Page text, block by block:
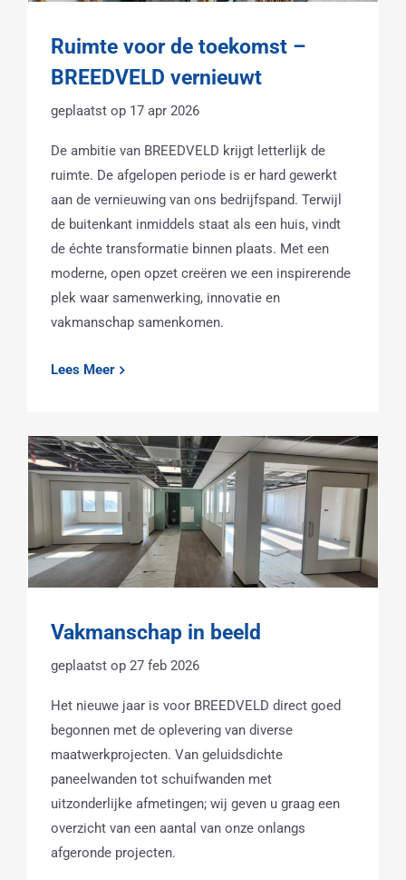
Ruimte voor de toekomst –
BREEDVELD vernieuwt
17 apr 2026
De ambitie van BREEDVELD krijgt letterlijk de
ruimte. De afgelopen periode is er hard gewerkt
aan de vernieuwing van ons bedrijfspand. Terwijl
de buitenkant inmiddels staat als een huis, vindt
de échte transformatie binnen plaats. Met een
moderne, open opzet creëren we een inspirerende
plek waar samenwerking, innovatie en
vakmanschap samenkomen.
Lees Meer
Vakmanschap in beeld
27 feb 2026
Het nieuwe jaar is voor BREEDVELD direct goed
begonnen met de oplevering van diverse
maatwerkprojecten. Van geluidsdichte
paneelwanden tot schuifwanden met
uitzonderlijke afmetingen; wij geven u graag een
overzicht van een aantal van onze onlangs
afgeronde projecten.